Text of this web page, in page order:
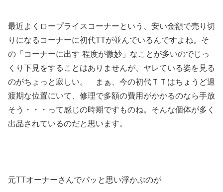
最近よくロープライスコーナーという、安い金額で売り切
りになるコーナーに初代TTが並んでいるんですよね。そ
の「コーナーに出す₌程度が微妙」なことが多いのでじっ
くり下見をすることはありませんが、ヤレている姿を見る
のがちょっと寂しい。 まぁ、今の初代ＴＴはちょうど過
渡期な位置にいて、修理で多額の費用がかかるのなら手放
そう・・・って感じの時期ですものね。そんな個体が多く
出品されているのだと思います。
元TTオーナーさんでパッと思い浮かぶのが